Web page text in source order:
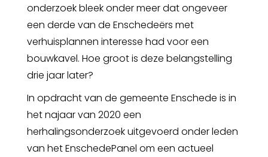
onderzoek bleek onder meer dat ongeveer
een derde van de Enschedeërs met
verhuisplannen interesse had voor een
bouwkavel. Hoe groot is deze belangstelling
drie jaar later?
In opdracht van de gemeente Enschede is in
het najaar van 2020 een
herhalingsonderzoek uitgevoerd onder leden
van het EnschedePanel om een actueel